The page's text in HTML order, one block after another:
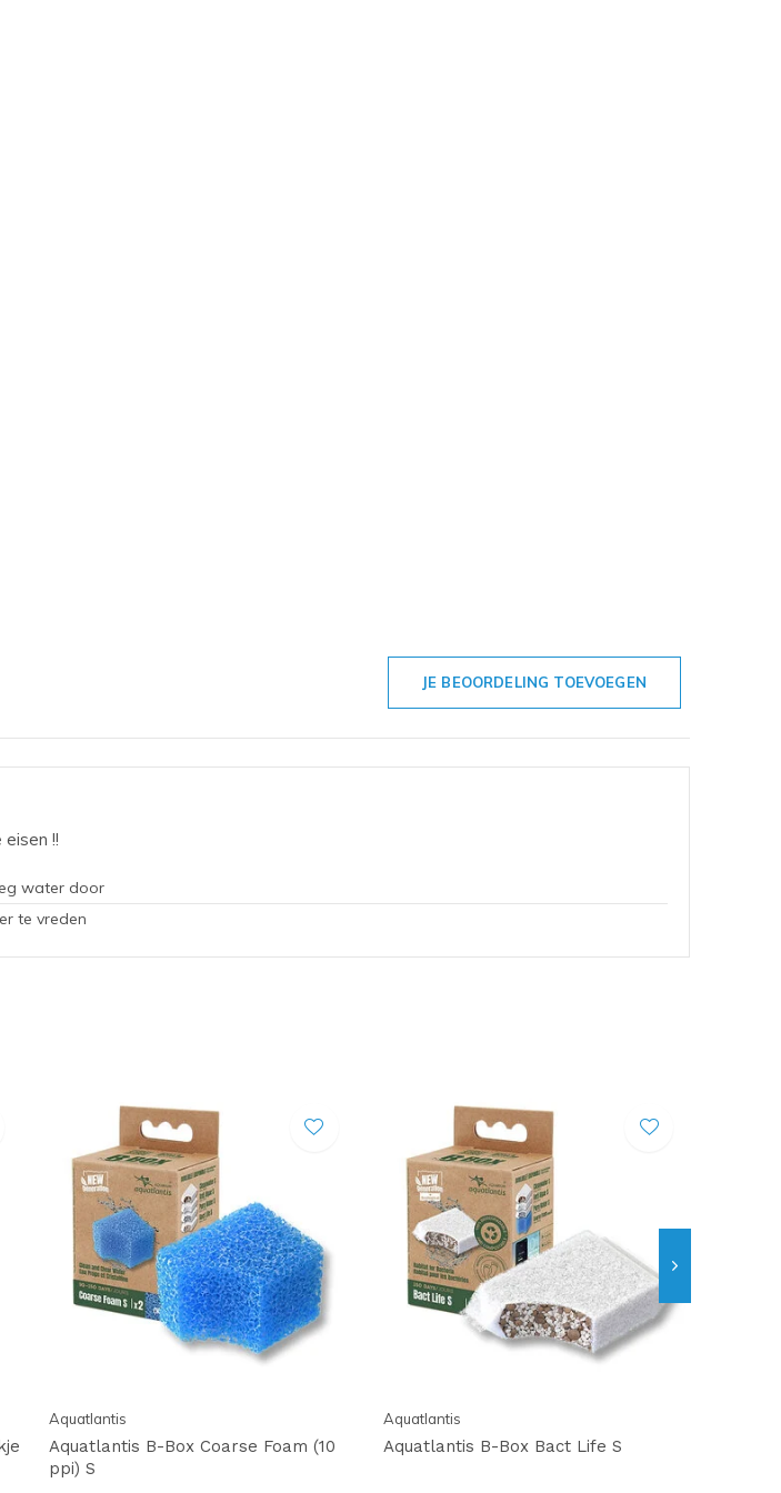
JE BEOORDELING TOEVOEGEN
!!
water door
te vreden
Aquatlantis
Aquatlantis B-Box Coarse Foam (10
ppi) S
Aquatlantis
Aquatlantis B-Box Bact Life S